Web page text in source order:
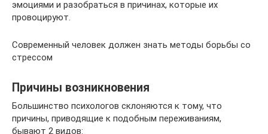
эмоциями и разобраться в причинах, которые их
провоцируют.
Современный человек должен знать методы борьбы со
стрессом
Причины возникновения
Большинство психологов склоняются к тому, что
причины, приводящие к подобным переживаниям,
бывают 2 видов: